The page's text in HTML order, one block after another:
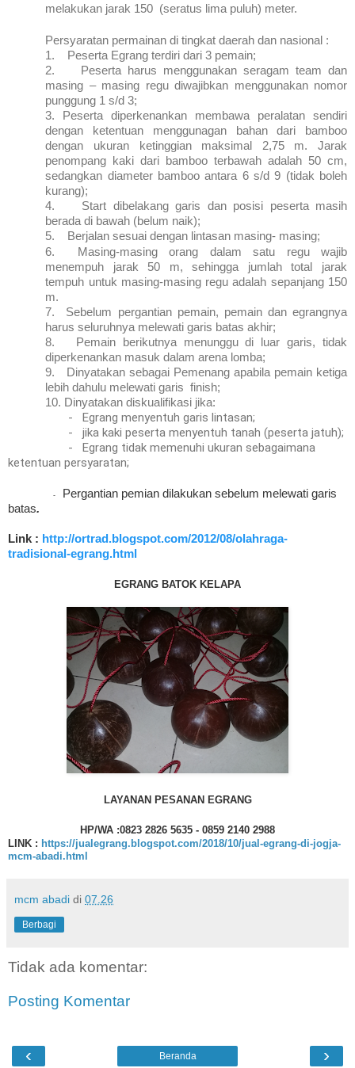
melakukan jarak 150 (seratus lima puluh) meter.
Persyaratan permainan di tingkat daerah dan nasional :
1.
Peserta Egrang terdiri dari 3 pemain;
2.
Peserta harus menggunakan seragam team dan
masing – masing regu diwajibkan menggunakan nomor
punggung 1 s/d 3;
3.
Peserta diperkenankan membawa peralatan sendiri
dengan ketentuan menggunagan bahan dari bamboo
dengan ukuran ketinggian maksimal 2,75 m. Jarak
penompang kaki dari bamboo terbawah adalah 50 cm,
sedangkan diameter bamboo antara 6 s/d 9 (tidak boleh
kurang);
4.
Start dibelakang garis dan posisi peserta masih
berada di bawah (belum naik);
5.
Berjalan sesuai dengan lintasan masing- masing;
6.
Masing-masing orang dalam satu regu wajib
menempuh jarak 50 m, sehingga jumlah total jarak
tempuh untuk masing-masing regu adalah sepanjang 150
m.
7.
Sebelum pergantian pemain, pemain dan egrangnya
harus seluruhnya melewati garis batas akhir;
8.
Pemain berikutnya menunggu di luar garis, tidak
diperkenankan masuk dalam arena lomba;
9.
Dinyatakan sebagai Pemenang apabila pemain ketiga
lebih dahulu melewati garis finish;
10. Dinyatakan diskualifikasi jika:
-
Egrang menyentuh garis lintasan;
-
jika kaki peserta menyentuh tanah (peserta jatuh);
-
Egrang tidak memenuhi ukuran sebagaimana
ketentuan persyaratan;
-
Pergantian pemian dilakukan sebelum melewati garis
batas.
Link : http://ortrad.blogspot.com/2012/08/olahraga-
tradisional-egrang.html
EGRANG BATOK KELAPA
LAYANAN PESANAN EGRANG
HP/WA :0823 2826 5635 - 0859 2140 2988
LINK : https://jualegrang.blogspot.com/2018/10/jual-egrang-di-jogja-
mcm-abadi.html
mcm abadi di 07.26
Berbagi
Tidak ada komentar:
Posting Komentar
‹ ›
Beranda